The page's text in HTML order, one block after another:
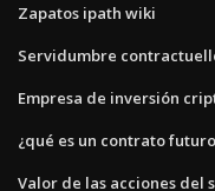
Zapatos ipath wiki
Servidumbre
Empresa de inversión
¿qué es un contrato
Valor de las acciones del